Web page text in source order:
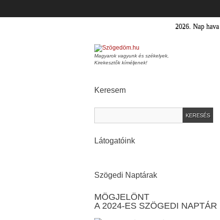
2026. Nap hava
Magyarok vagyunk és székelyek,
Kirekesztők kíméljenek!
Keresem
Látogatóink
Szögedi Naptárak
MÖGJELÖNT
A 2024-ES SZÖGEDI NAPTÁR